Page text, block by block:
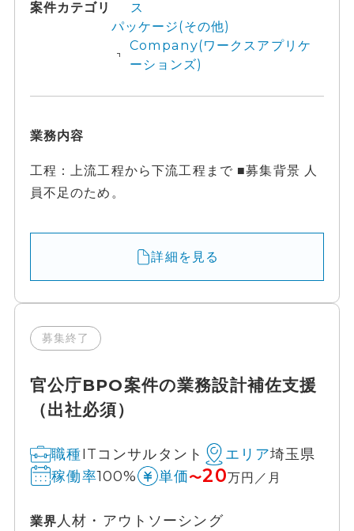
案件カテゴリ
ス
パッケージ(その他)
Company(ワークスアプリケ
ーションズ)
業務内容
工程：上流工程から下流工程まで ■募集背景 人
員不足のため。
詳細を見る
募集終了
官公庁BPO案件の業務設計補佐支援
（出社必須）
職種ITコンサルタント エリア埼玉県
稼働率100% 単価〜20万円／月
業界 人材・アウトソーシング